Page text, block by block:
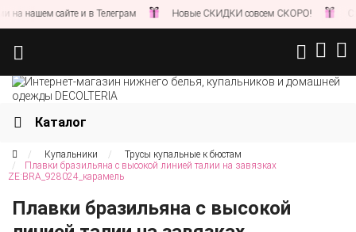
нашем сайте и в Телеграм Новые СКИДКИ совсем СКОРО!
Каталог
Купальники
Трусы купальные к бюстам
Плавки бразильяна с высокой линией талии на завязках
ZE:BRA_928024_карамель
Плавки бразильяна с высокой